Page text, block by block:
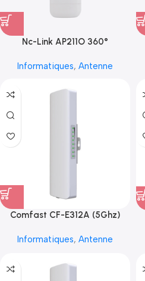
Nc-Link AP211O 360°
Informatiques, Antenne
Comfast CF-E312A (5Ghz)
Informatiques, Antenne